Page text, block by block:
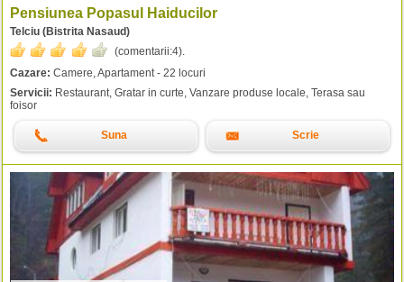
Pensiunea Popasul Haiducilor
Telciu (Bistrita Nasaud)
(comentarii:4).
Cazare: Camere, Apartament - 22 locuri
Servicii: Restaurant, Gratar in curte, Vanzare produse locale, Terasa sau
foisor
Suna Scrie